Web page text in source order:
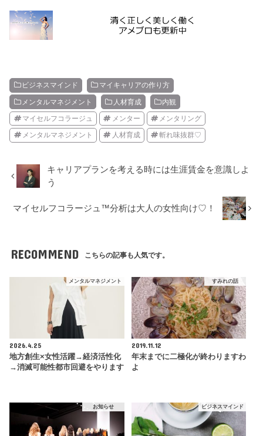
ビジネスマインド マイキャリアの作り方
メンタルマネジメント 人材育成 内観
マイセルフコラージュ メンター メンタリング
メンタルマネジメント 人材育成 斬れ味抜群♡
キャリアプランを考える時には生涯賃金を意識しよ
う
マイセルフコラージュ™分析は大人の女性向け♡！
RECOMMEND こちらの記事も人気です。
メンタルマネジメント
2026.4.25
地方創生×女性活躍→経済活性化
→消滅可能性都市回避をやります
すみれの話
2019.11.12
年末までに二極化が終わりますわ
よ
お知らせ ビジネスマインド